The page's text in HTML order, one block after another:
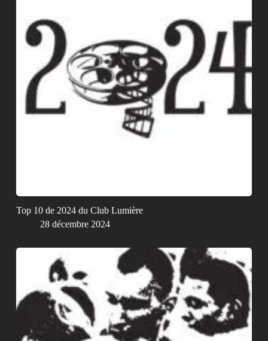
Top 10 de 2024 du Club Lumière
28 décembre 2024